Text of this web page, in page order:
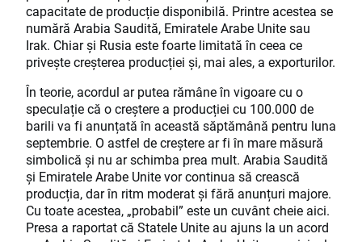
capacitate de producție disponibilă. Printre acestea se
numără Arabia Saudită, Emiratele Arabe Unite sau
Irak. Chiar și Rusia este foarte limitată în ceea ce
privește creșterea producției și, mai ales, a exporturilor.
În teorie, acordul ar putea rămâne în vigoare cu o
speculație că o creștere a producției cu 100.000 de
barili va fi anunțată în această săptămână pentru luna
septembrie. O astfel de creștere ar fi în mare măsură
simbolică și nu ar schimba prea mult. Arabia Saudită
și Emiratele Arabe Unite vor continua să crească
producția, dar în ritm moderat și fără anunțuri majore.
Cu toate acestea, „probabil” este un cuvânt cheie aici.
Presa a raportat că Statele Unite au ajuns la un acord